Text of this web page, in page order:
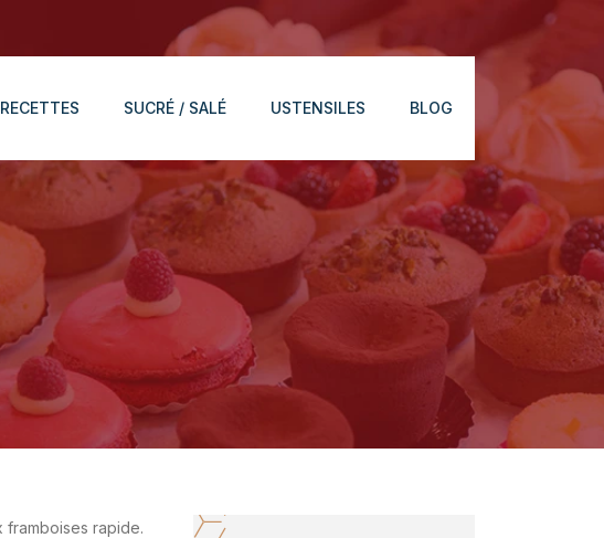
RECETTES SUCRÉ / SALÉ USTENSILES BLOG
rapide.